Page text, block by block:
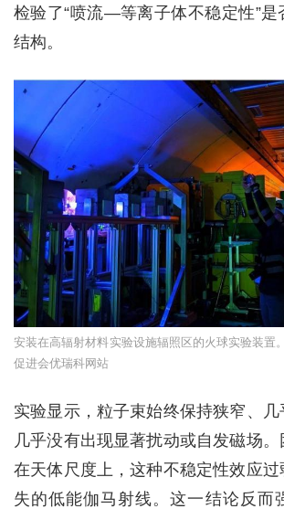
检验了“喷流—等离子体不稳定性”是
结构。
安装在高辐射材料实验设施辐照区的火球实验装置
促进会优瑞科网站
实验显示，粒子束始终保持狭窄、几
几乎没有出现显著扰动或自发磁场。
在天体尺度上，这种不稳定性效应
失的低能伽马射线。这一结论反而